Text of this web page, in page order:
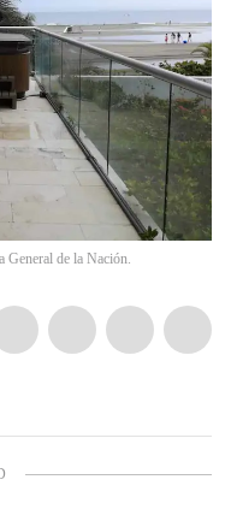
General de la Nación.